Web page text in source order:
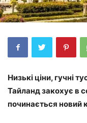
Низькі ціни, гучні
Тайланд закохує в
починається новий